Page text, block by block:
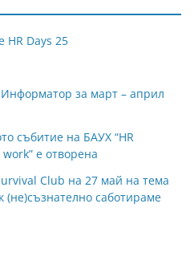
HR Days 25
за март – април
събитие на БАУХ “HR
е отворена
Club на 27 май на тема
саботираме